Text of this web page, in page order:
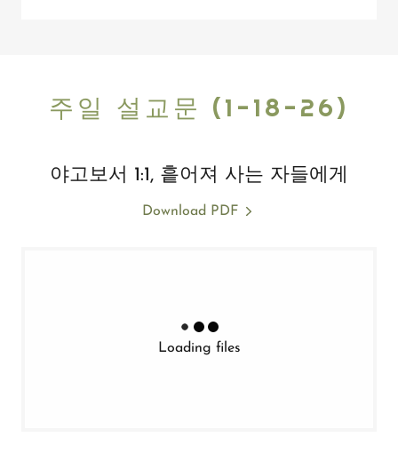
주일 설교문 (1-18-26)
야고보서 1:1, 흩어져 사는 자들에게
Download PDF
Loading files